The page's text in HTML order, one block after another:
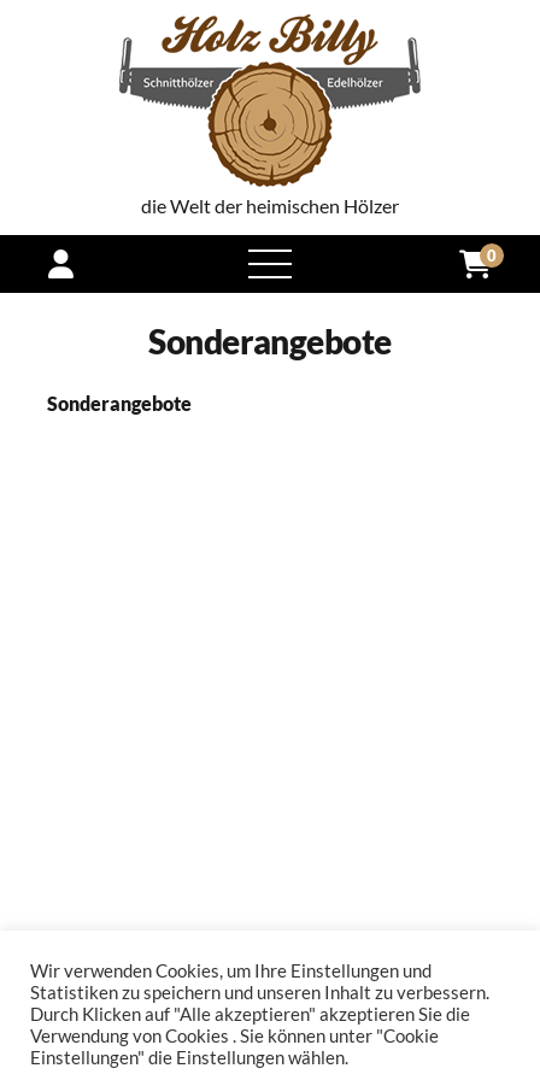
die Welt der heimischen Hölzer
open
menu
0
Sonderangebote
Sonderangebote
Wir verwenden Cookies, um Ihre Einstellungen und
Statistiken zu speichern und unseren Inhalt zu verbessern.
Durch Klicken auf "Alle akzeptieren" akzeptieren Sie die
Verwendung von Cookies . Sie können unter "Cookie
Einstellungen" die Einstellungen wählen.